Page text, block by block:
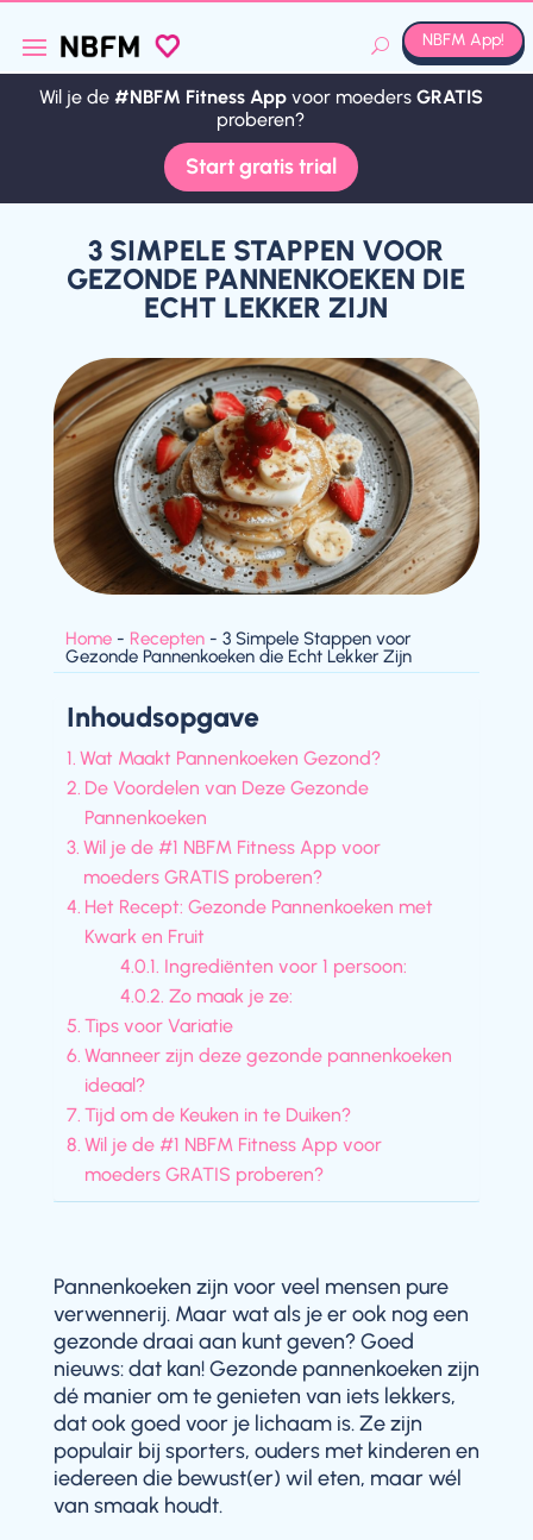
NBFM App!
Wil je de #NBFM Fitness Appvoor moeders GRATIS
proberen?
Start gratis trial
Wil je de #NBFM Fitness Appvoor moeders GRATIS
proberen?
Start gratis trial
3 SIMPELE STAPPEN VOOR
GEZONDE PANNENKOEKEN DIE
ECHT LEKKER ZIJN
Home- Recepten- 3 Simpele Stappen voor
Gezonde Pannenkoeken die Echt Lekker Zijn
Inhoudsopgave
Wat Maakt Pannenkoeken Gezond?
De Voordelen van Deze Gezonde
Pannenkoeken
Wil je de #1 NBFM Fitness App voor
moeders GRATIS proberen?
Het Recept: Gezonde Pannenkoeken met
Kwark en Fruit
Ingrediënten voor 1 persoon:
Zo maak je ze:
Tips voor Variatie
Wanneer zijn deze gezonde pannenkoeken
ideaal?
Tijd om de Keuken in te Duiken?
Wil je de #1 NBFM Fitness App voor
moeders GRATIS proberen?
Pannenkoeken zijn voor veel mensen pure
verwennerij. Maar wat als je er ook nog een
gezonde draai aan kunt geven? Goed
nieuws: dat kan! Gezonde pannenkoeken zijn
dé manier om te genieten van iets lekkers,
dat ook goed voor je lichaam is. Ze zijn
populair bij sporters, ouders met kinderen en
iedereen die bewust(er) wil eten, maar wél
van smaak houdt.